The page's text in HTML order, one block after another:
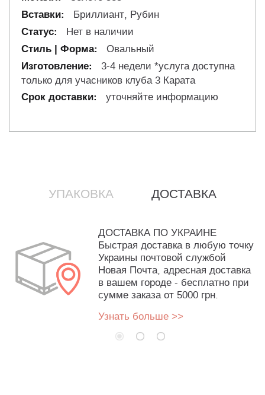
Бриллиант, Рубин
Нет в наличии
Овальный
3-4 недели *услуга доступна
только для учасников клуба 3 Карата
уточняйте информацию
УПАКОВКА ДОСТАВКА
ДОСТАВКА ПО УКРАИНЕ
Быстрая доставка в любую точку
Украины почтовой службой
Новая Почта, адресная доставка
в вашем городе - бесплатно при
сумме заказа от 5000 грн.
Узнать больше >>